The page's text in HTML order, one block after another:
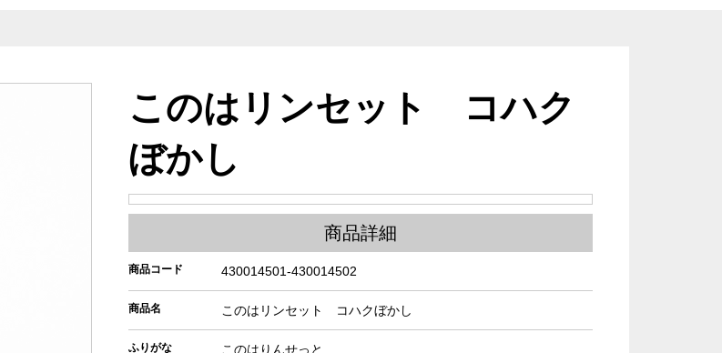
このはリンセット コハク
ぼかし
商品詳細
商品コード 430014501-430014502
商品名 このはリンセット コハクぼかし
ふりがな このはりんせっと